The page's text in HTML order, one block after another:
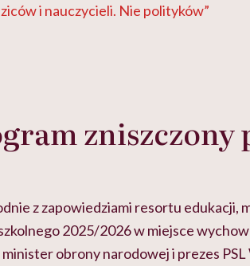
i nauczycieli. Nie polityków”
zniszczony
z zapowiedziami resortu edukacji,
2025/2026 w miejsce
obrony narodowej i prezes PSL